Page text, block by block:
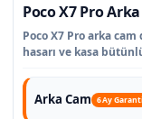
Poco X7 Pro
Poco X7 Pro arka
hasarı ve kasa
Arka Cam 6 Ay Garanti